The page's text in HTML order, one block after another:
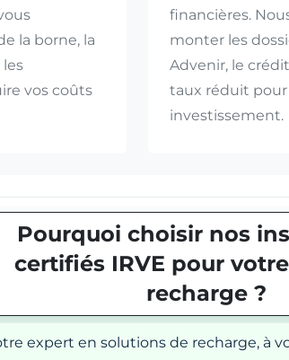
la borne, la
les
vos coûts
financières.
monter les
Advenir, le
taux réduit
investissement.
Pourquoi choisir nos
certifiés IRVE pour
recharge ?
expert en solutions de recharge, à